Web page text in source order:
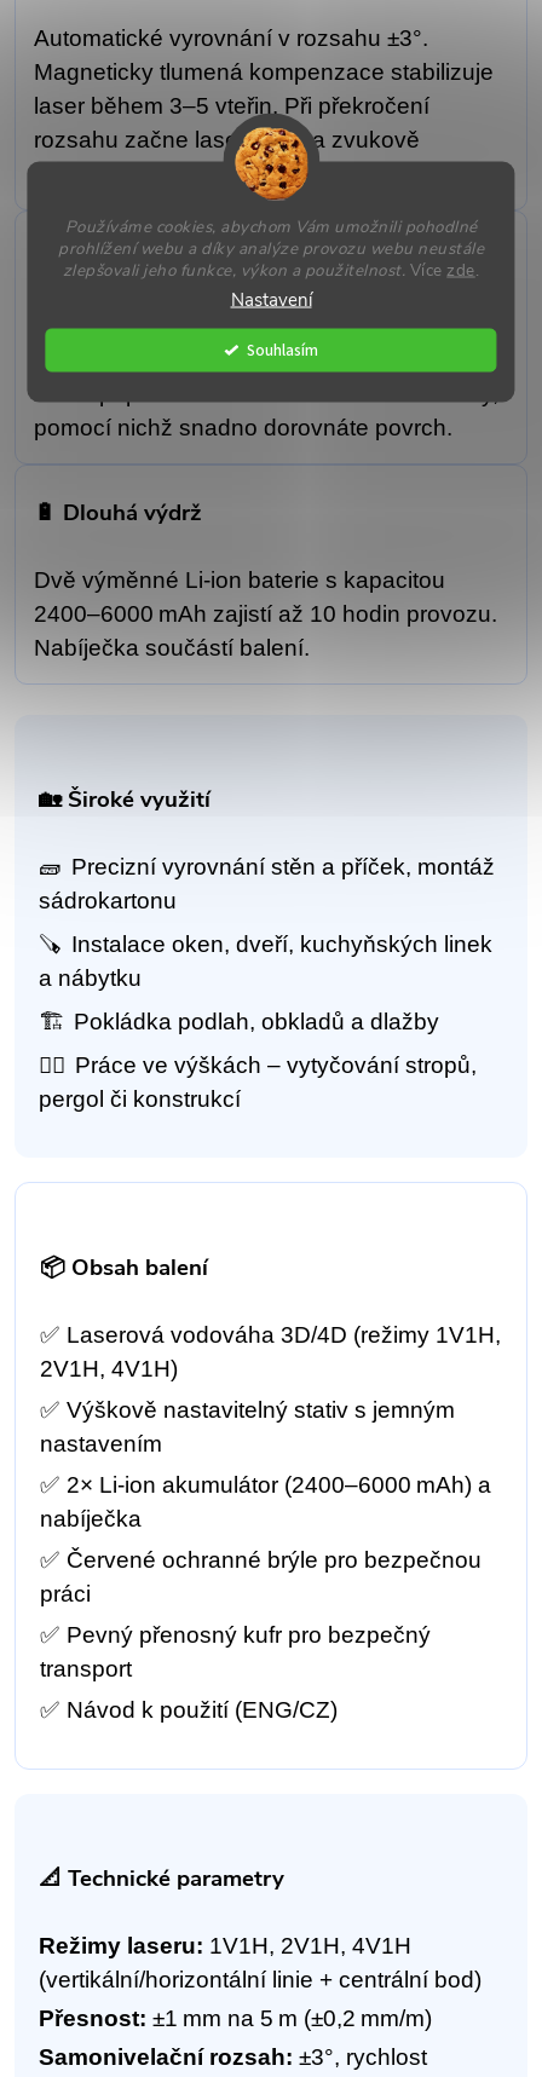
Používáme cookies, abychom Vám umožnili pohodlné
prohlížení webu a díky analýze provozu webu neustále
zlepšovali jeho funkce, výkon a použitelnost. Více zde.
Nastavení
Souhlasím
Automatické vyrovnání v rozsahu ±3°.
Magneticky tlumená kompenzace stabilizuje
laser během 3–5 vteřin. Při překročení
rozsahu začne laser blikat a zvukově
🔁 360° rotace a jemné nastavení
Laser lze otáčet kolem dokola a pomocí
jemného nastavovacího kolečka přesně
pomocí nichž snadno dorovnáte povrch.
🔋 Dlouhá výdrž
Dvě výměnné Li‑ion baterie s kapacitou
2400–6000 mAh zajistí až 10 hodin provozu.
Nabíječka součástí balení.
🏡 Široké využití
🧱 Precizní vyrovnání stěn a příček, montáž
sádrokartonu
🪚 Instalace oken, dveří, kuchyňských linek
a nábytku
🏗️ Pokládka podlah, obkladů a dlažby
🧗‍♂️ Práce ve výškách – vytyčování stropů,
pergol či konstrukcí
📦 Obsah balení
✅ Laserová vodováha 3D/4D (režimy 1V1H,
2V1H, 4V1H)
✅ Výškově nastavitelný stativ s jemným
nastavením
✅ 2× Li‑ion akumulátor (2400–6000 mAh) a
nabíječka
✅ Červené ochranné brýle pro bezpečnou
práci
✅ Pevný přenosný kufr pro bezpečný
transport
✅ Návod k použití (ENG/CZ)
📐 Technické parametry
Režimy laseru: 1V1H, 2V1H, 4V1H
(vertikální/horizontální linie + centrální bod)
Přesnost: ±1 mm na 5 m (±0,2 mm/m)
Samonivelační rozsah: ±3°, rychlost